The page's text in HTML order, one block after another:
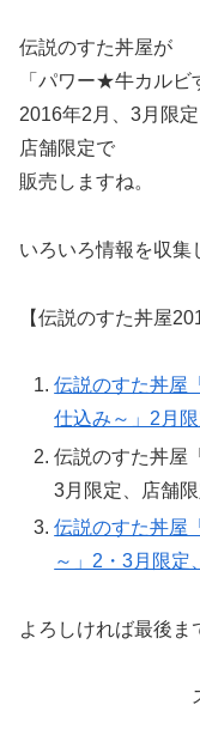
伝説のすた丼屋が
「パワー★牛カルビ
2016年2月、3月限定
店舗限定で
販売しますね。
いろいろ情報を収集
【伝説のすた丼屋
伝説のすた丼屋
仕込み～」2月
伝説のすた丼屋
3月限定、店舗
伝説のすた丼屋
～」2・3月限定
よろしければ最後ま